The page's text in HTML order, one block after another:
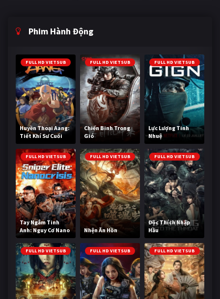
Phim Hành Động
FULL HD VIETSUB
Huyền Thoại Aang:
Tiết Khí Sư Cuối
Cùng
FULL HD VIETSUB
Chiến Binh Trong
Gió
FULL HD VIETSUB
Lực Lượng Tinh
Nhuệ
FULL HD VIETSUB
Tay Ngắm Tinh
Anh: Nguy Cơ Nano
FULL HD VIETSUB
Nhện Ăn Hồn
FULL HD VIETSUB
Độc Thích Nhập
Hầu
FULL HD VIETSUB FULL HD VIETSUB FULL HD VIETSUB